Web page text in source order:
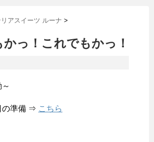
アスイーツ ルーナ >
っ！これでもかっ！
の準備 ⇒ こちら